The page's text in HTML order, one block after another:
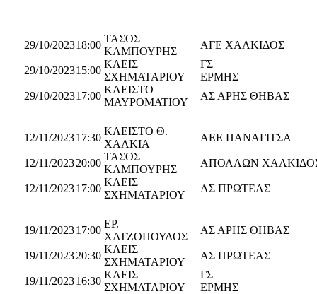
29/10/202318:00
ΤΑΣΟΣ
ΚΑΜΠΟΥΡΗΣ
ΑΓΕ ΧΑΛΚΙΔΟΣ
29/10/202315:00
ΚΛΕΙΣ
ΣΧΗΜΑΤΑΡΙΟΥ
ΓΣ
29/10/202317:00
ΚΛΕΙΣΤΟ
ΜΑΥΡΟΜΑΤΙΟΥ
ΑΣ ΑΡΗΣ ΘΗΒΑΣ
12/11/202317:30
ΚΛΕΙΣΤΟ Θ.
ΧΑΛΚΙΑ
AEΕ ΠΑΝΑΓΙΤΣΑ
12/11/202320:00
ΤΑΣΟΣ
ΚΑΜΠΟΥΡΗΣ
ΑΠΟΛΛΩΝ
12/11/202317:00
ΚΛΕΙΣ
ΣΧΗΜΑΤΑΡΙΟΥ
ΑΣ ΠΡΩΤΕΑΣ
19/11/202317:00
ΕΡ.
ΧΑΤΖΟΠΟΥΛΟΣ
ΑΣ ΑΡΗΣ ΘΗΒΑΣ
19/11/202320:30
ΚΛΕΙΣ
ΣΧΗΜΑΤΑΡΙΟΥ
ΑΣ ΠΡΩΤΕΑΣ
19/11/202316:30
ΚΛΕΙΣ
ΣΧΗΜΑΤΑΡΙΟΥ
ΓΣ